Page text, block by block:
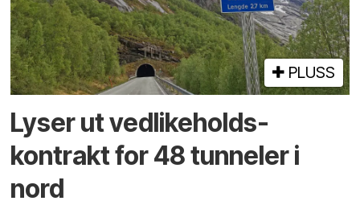
PLUSS
Lyser ut vedlikeholds­
kontrakt for 48 tunneler i
nord